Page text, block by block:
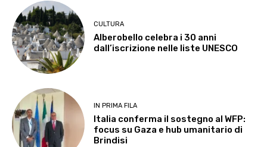
CULTURA
Alberobello celebra i 30 anni
dall’iscrizione nelle liste UNESCO
IN PRIMA FILA
Italia conferma il sostegno al WFP:
focus su Gaza e hub umanitario di
Brindisi